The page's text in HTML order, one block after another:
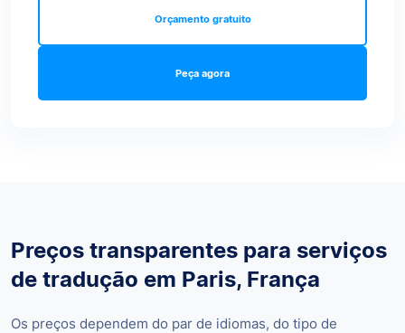
Peça agora
Orçamento gratuito
Preços transparentes para serviços
de tradução em Paris, França
Os preços dependem do par de idiomas, do tipo de